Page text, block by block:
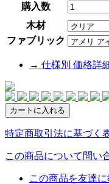
購入数
木材
ファブリック
→ 仕様別 価格詳
特定商取引法に基づく
この商品について問い
この商品を友達に